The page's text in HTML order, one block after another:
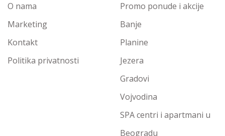
O nama
Marketing
Kontakt
Politika privatnosti
Promo ponude i akcije
Banje
Planine
Jezera
Gradovi
Vojvodina
SPA centri i apartmani u
Beogradu